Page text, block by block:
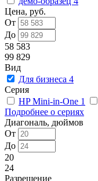
Цена, руб.
От
До
58 583
99 829
Вид
Для бизнеса 4
Серия
HP Mini-in-One 1
Подробнее о сериях
Диагональ, дюймов
От
До
20
24
Разрешение